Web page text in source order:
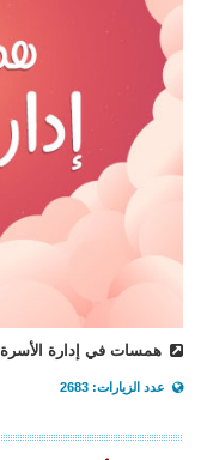
همسات في إدارة الأسرة
عدد الزيارات: 2683